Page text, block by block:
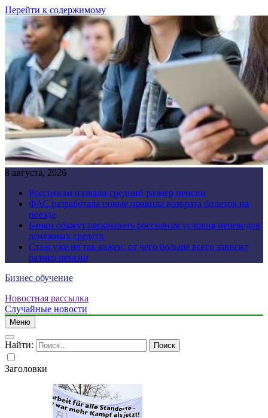
Перейти к содержимому
8 августа, 2026
Россиянам назвали средний размер пенсии
ФАС разработала новые правила возврата билетов на
поезда
Банки обяжут раскрывать россиянам условия переводов
денежных средств
Стаж уже не так важен: от чего больше всего зависит
размер пенсии
Бизнес обучение
Новостная рассылка
Случайные новости
Меню
Найти:
Заголовки